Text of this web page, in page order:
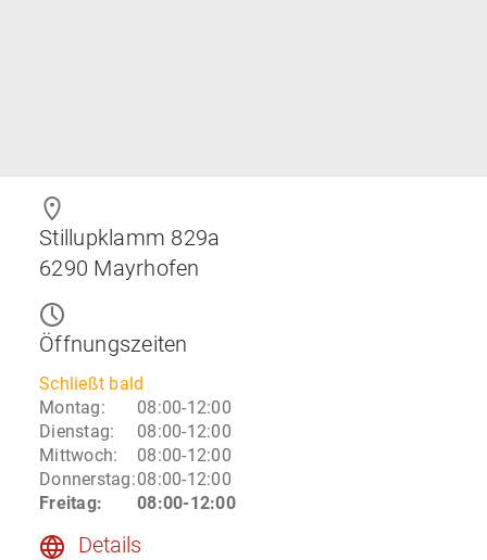
Stillupklamm 829a
6290 Mayrhofen
Öffnungszeiten
Schließt bald
Montag:
08:00-12:00
Dienstag:
08:00-12:00
Mittwoch:
08:00-12:00
Donnerstag:08:00-12:00
Freitag: 08:00-12:00
Details